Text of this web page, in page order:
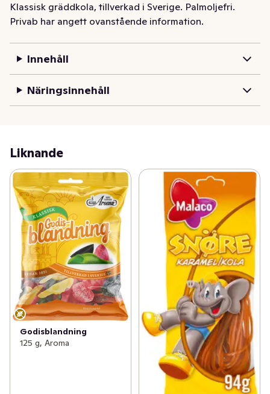
Klassisk gräddkola, tillverkad i Sverige. Palmoljefri.
Privab har angett ovanstående information.
Innehåll
Näringsinnehåll
Liknande
Godisblandning
125 g, Aroma